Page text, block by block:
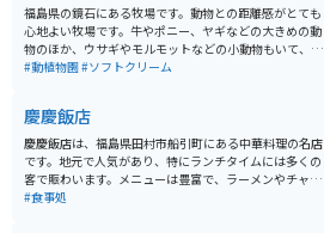
福島県の鏡石にある牧場です。動物との距離感がとても
心地よい牧場です。牛やポニー、ヤギなどの大きめの動
物のほか、ウサギやモルモットなどの小動物もいて、心
が癒されます。 餌やり体験やうさぎのお散歩ができて、
巨大な迷路を楽しむこともできます。サイクリングコー
スもあり、自然豊かな雰囲気を体全体で感じられます。
#動植物園#ソフトクリーム
慶慶飯店
慶慶飯店は、福島県田村市船引町にある中華料理の名店
です。地元で人気があり、特にランチタイムには多くの
客で賑わいます。メニューは豊富で、ラーメンやチャー
ハン、餃子などの定番中華料理の他にも、特製の「慶ち
#食事処